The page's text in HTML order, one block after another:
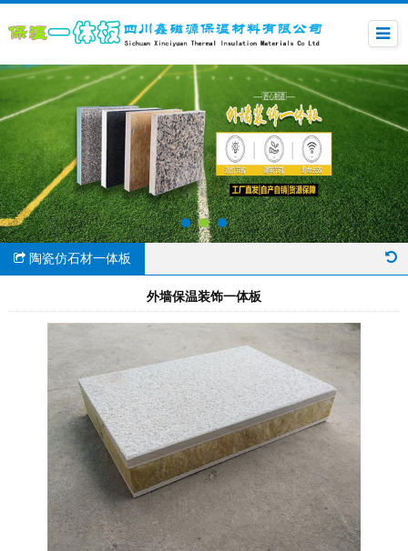
陶瓷仿石材一体板
外墙保温装饰一体板